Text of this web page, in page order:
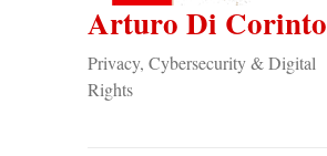
Arturo Di Corinto
Privacy, Cybersecurity & Digital
Rights